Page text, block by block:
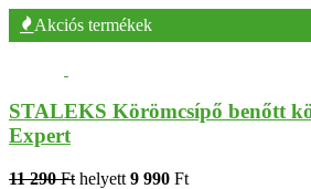
Akciós termékek
STALEKS Körömcsípő benőtt
Expert
11 290 Ft helyett 9 990 Ft